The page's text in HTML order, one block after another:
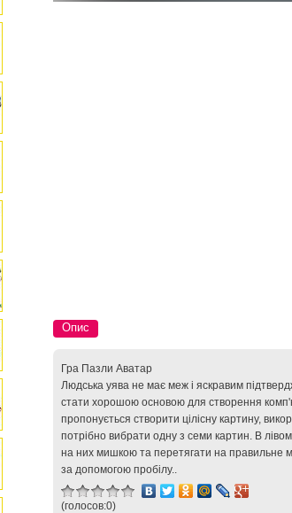
Опис
Гра Пазли Аватар
Людська уява не має меж і яскравим
стати хорошою основою для створення
пропонується створити цілісну картину,
потрібно вибрати одну з семи картин. В
на них мишкою та перетягати на правильне
за допомогою пробілу..
(голосов:0)